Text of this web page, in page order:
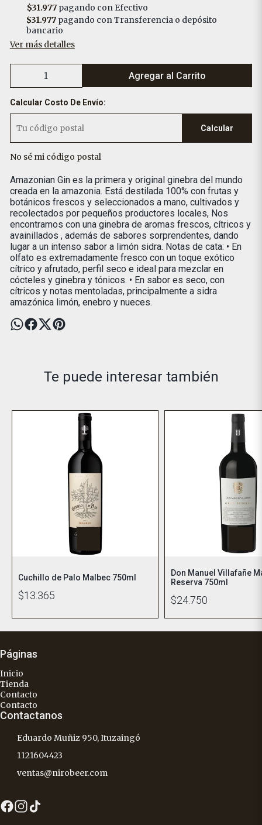
$31.977pagando con Efectivo
$31.977 pagando con Transferencia o depósito
bancario
Ver más detalles
Agregar al Carrito
Calcular Costo De Envío:
Calcular
No sé mi código postal
Amazonian Gin es la primera y original ginebra del mundo
creada en la amazonia. Está destilada 100% con frutas y
botánicos frescos y seleccionados a mano, cultivados y
recolectados por pequeños productores locales, Nos
encontramos con una ginebra de aromas frescos, cítricos y
avainillados , además de sabores sorprendentes, dando
lugar a un intenso sabor a limón sidra. Notas de cata: • En
olfato es extremadamente fresco con un toque exótico
cítrico y afrutado, perfil seco e ideal para mezclar en
cócteles y ginebra y tónicos. • En sabor es seco, con
cítricos y notas mentoladas, principalmente a sidra
amazónica limón, enebro y nueces.
Te puede interesar también
Cuchillo de Palo Malbec 750ml
$13.365
Don Manuel Villafañe
Reserva 750ml
$24.750
Páginas
Inicio
Tienda
Contacto
Contacto
Contactanos
Eduardo Muñiz 950, Ituzaingó
1121604423
ventas@nirobeer.com